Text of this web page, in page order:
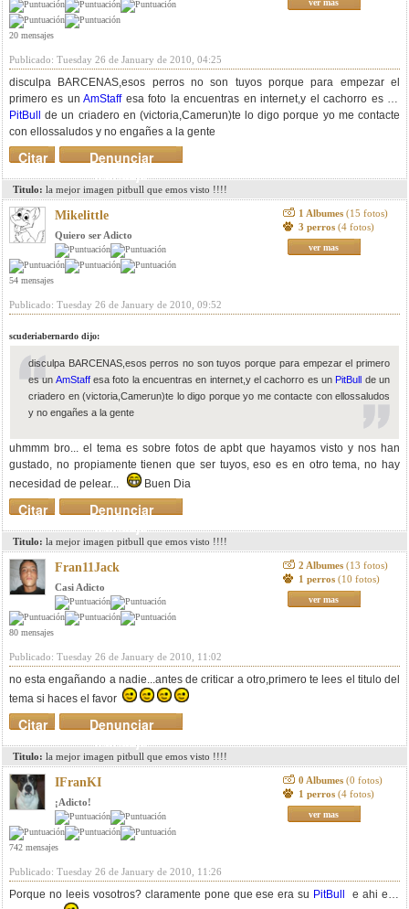
20 mensajes
ver mas
Publicado: Tuesday 26 de January de 2010, 04:25
disculpa BARCENAS,esos perros no son tuyos porque para empezar el
primero es unAmStaffesa foto la encuentras en internet,y el cachorro es un
PitBull
de un criadero en (victoria,Camerun)te lo digo porque yo me contacte
con ellossaludos y no engañes a la gente
Denunciar
mensaje
Citar
Titulo: la mejor imagen pitbull que emos visto !!!!
Mikelittle
Quiero ser Adicto
54 mensajes
1 Albumes (15 fotos)
3 perros (4 fotos)
ver mas
Publicado: Tuesday 26 de January de 2010, 09:52
scuderiabernardo dijo:
disculpa BARCENAS,esos perros no son tuyos porque para empezar el primero
es un AmStaffesa foto la encuentras en internet,y el cachorro es un PitBull de un
criadero en (victoria,Camerun)te lo digo porque yo me contacte con ellossaludos
y no engañes a la gente
uhmmm bro... el tema es sobre fotos de apbt que hayamos visto y nos han
gustado, no propiamente tienen que ser tuyos, eso es en otro tema, no hay
necesidad de pelear...
Buen Dia
Denunciar
mensaje
Citar
Titulo: la mejor imagen pitbull que emos visto !!!!
Fran11Jack
Casi Adicto
80 mensajes
2 Albumes (13 fotos)
1 perros (10 fotos)
ver mas
Publicado: Tuesday 26 de January de 2010, 11:02
no esta engañando a nadie...antes de criticar a otro,primero te lees el titulo del
tema si haces el favor
Denunciar
mensaje
Citar
Titulo: la mejor imagen pitbull que emos visto !!!!
IFranKI
¡Adicto!
742 mensajes
0 Albumes (0 fotos)
1 perros (4 fotos)
ver mas
Publicado: Tuesday 26 de January de 2010, 11:26
Porque no leeis vosotros? claramente pone que ese era su PitBull
e ahi esa